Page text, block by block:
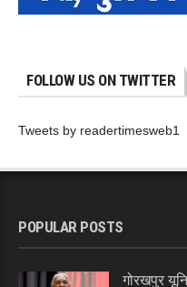
FOLLOW US ON TWITTER
Tweets by readertimesweb1
POPULAR POSTS
गोरखपुर